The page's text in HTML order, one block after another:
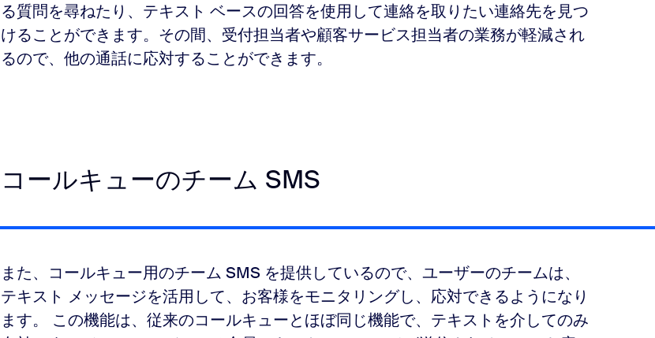
る質問を尋ねたり、テキスト ベースの回答を使用して連絡を取りたい連絡先を見つ
けることができます。その間、受付担当者や顧客サービス担当者の業務が軽減され
るので、他の通話に応対することができます。
コールキューのチーム SMS
また、コールキュー用のチーム SMS を提供しているので、ユーザーのチームは、
テキスト メッセージを活用して、お客様をモニタリングし、応対できるようになり
ます。 この機能は、従来のコールキューとほぼ同じ機能で、テキストを介してのみ